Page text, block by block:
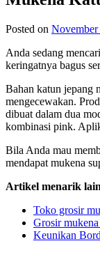
Posted on
Anda sedang mencari
keringatnya bagus
Bahan katun jepang
mengecewakan.
dibuat dalam dua
kombinasi pink.
Bila Anda mau
mendapat mukena
Artikel menarik
Toko grosir
Grosir
Keunikan